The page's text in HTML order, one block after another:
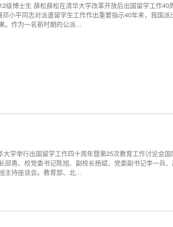
级博士生 薛松薛松在清华大学改革开放后出国留学工作40
小平同志对派遣留学生工作作出重要指示40年来，我国派
。作为一名新时期的公派...
大学举行出国留学工作四十周年暨第25次教育工作讨论会国
邱勇、校党委书记陈旭、副校长杨斌、党委副书记李一兵
主持座谈会。教育部、北...